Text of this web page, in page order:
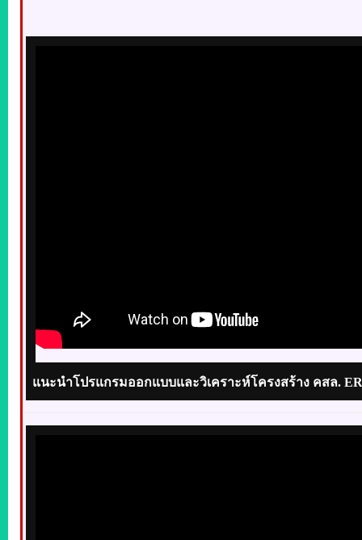
แนะนำโปรแกรมออกแบบและวิเคราะห์โครงสร้าง คสล.